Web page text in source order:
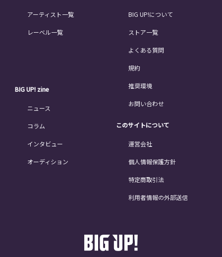
アーティスト一覧
レーベル一覧
BIG UP! zine
ニュース
コラム
インタビュー
オーディション
BIG UP!について
ストア一覧
よくある質問
規約
推奨環境
お問い合わせ
このサイトについて
運営会社
個人情報保護方針
特定商取引法
利用者情報の外部送信